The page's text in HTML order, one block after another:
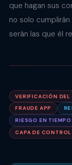
que hagan sus
no solo
serán las que él
VERIFICACIÓN DEL
FRAUDE APP
RIESGO EN TIEMPO
CAPA DE CONTROL